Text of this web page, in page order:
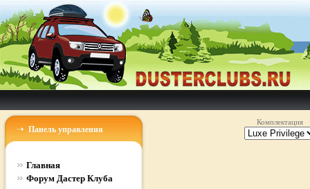
Панель управления
Главная
Форум Дастер Клуба
Комплектация